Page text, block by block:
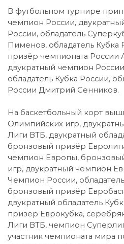
В футбольном турнире
чемпион России,
России, обладатель
Пименов, обладатель Кубка
призёр чемпионата России
двукратный чемпион
обладатель Кубка России,
России Дмитрий Сенников.
На баскетбольный корт
Олимпийских игр,
Лиги ВТБ, двукратный
бронзовый призёр
чемпион Европы,
игр, двукратный чемпион
Чемпион России,
бронзовый призёр
двукратный обладатель
призёр Еврокубка,
Лиги ВТБ, чемпион
участник чемпионата мира